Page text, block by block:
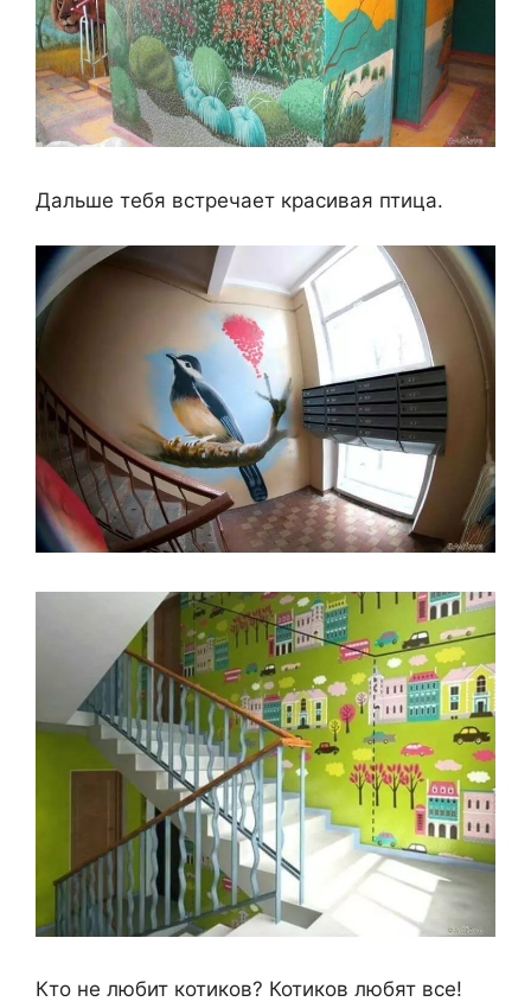
Дальше тебя встречает красивая птица.
Кто не любит котиков? Котиков любят все!